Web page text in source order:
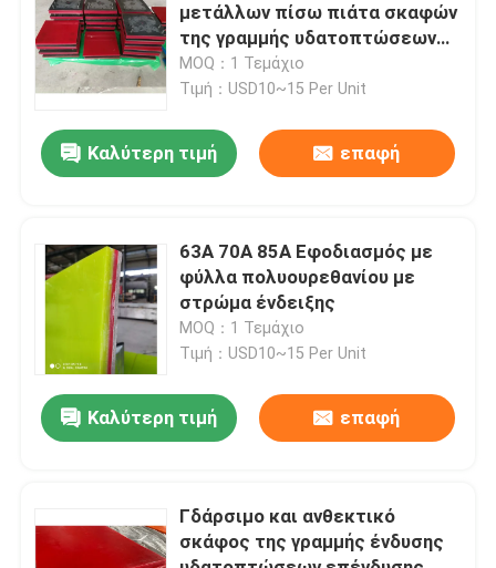
Βίντεο
Σχετικά με εμάς
Ποιοτικός έλεγχος
Νέα
Κεραμικό σκάφος της γραμμής αλουμίνας
μετάλλων πίσω πιάτα σκαφών
της γραμμής υδατοπτώσεων
πολυουρεθάνιου επένδυσης
MOQ：1 Τεμάχιο
Τιμή：USD10~15 Per Unit
Καλύτερη τιμή επαφή
63Α 70Α 85Α Εφοδιασμός με
φύλλα πολυουρεθανίου με
στρώμα ένδειξης
MOQ：1 Τεμάχιο
Τιμή：USD10~15 Per Unit
Καλύτερη τιμή επαφή
Γδάρσιμο και ανθεκτικό
σκάφος της γραμμής ένδυσης